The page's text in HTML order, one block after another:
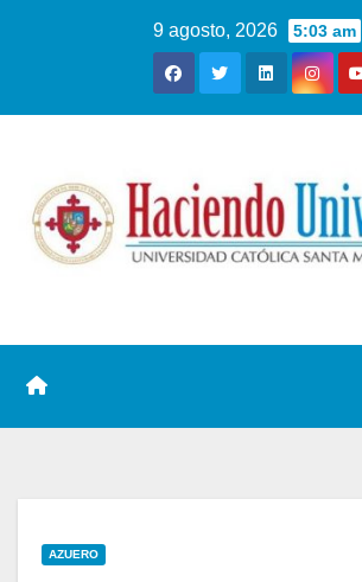
9 agosto, 2026 5:03 am
AZUERO